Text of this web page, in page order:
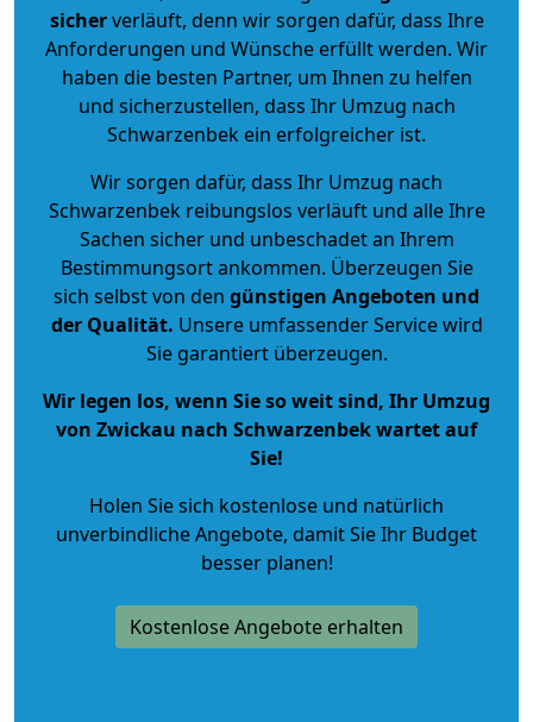
sicherverläuft, denn wir sorgen dafür, dass Ihre
Anforderungen und Wünsche erfüllt werden. Wir
haben die besten Partner, um Ihnen zu helfen
und sicherzustellen, dass Ihr Umzug nach
Schwarzenbek ein erfolgreicher ist.
Wir sorgen dafür, dass Ihr Umzug nach
Schwarzenbek reibungslos verläuft und alle Ihre
Sachen sicher und unbeschadet an Ihrem
Bestimmungsort ankommen. Überzeugen Sie
sich selbst von den günstigen Angeboten und
der Qualität. Unsere umfassender Service wird
Sie garantiert überzeugen.
Wir legen los, wenn Sie so weit sind, Ihr Umzug
von Zwickau nach Schwarzenbek wartet auf
Sie!
Holen Sie sich kostenlose und natürlich
unverbindliche Angebote, damit Sie Ihr Budget
besser planen!
Kostenlose Angebote erhalten